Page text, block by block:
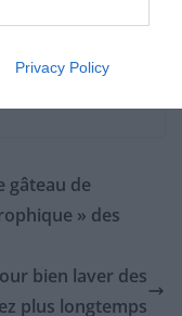
Privacy Policy
gâteau de
» des
bien laver des
plus longtemps